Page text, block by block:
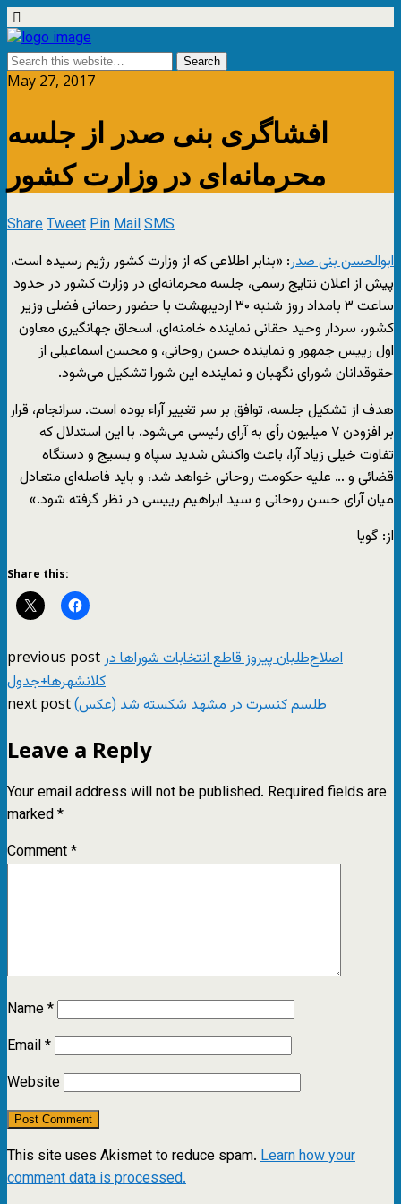
May 27, 2017
افشاگری بنی صدر از جلسه
محرمانه‌ای در وزارت کشور
ShareTweetPinMailSMS
ابوالحسن بنی صدر: «بنابر اطلاعی که از وزارت کشور رژیم رسیده ‌است،
پیش از اعلان نتایج رسمی، جلسه محرمانه‌ای در وزارت کشور در حدود
ساعت ۳ بامداد روز شنبه ۳۰ اردیبهشت با حضور رحمانی فضلی وزیر
کشور، سردار وحید حقانی نماینده خامنه‌ای، اسحاق جهانگیری معاون
اول رییس جمهور و نماینده حسن روحانی، و محسن اسماعیلی از
حقوقدانان شورای نگهبان و نماینده این شورا تشکیل می‌شود.
هدف از تشکیل جلسه، توافق بر سر تغییر آراء بوده‌ است. سرانجام، قرار
بر افزودن ۷ میلیون رأی به آرای رئیسی می‌شود، با این استدلال که
تفاوت خیلی زیاد آرا، باعث واکنش شدید سپاه و بسیج و دستگاه
قضائی و … علیه حکومت روحانی خواهد شد، و باید فاصله‌ای متعادل
میان آرای حسن روحانی و سید ابراهیم رییسی در نظر گرفته شود.»
از: گویا
Share this:
previous post اصلاح‌طلبان پیروز قاطع انتخابات شوراها در
کلانشهرها+جدول
next postطلسم کنسرت در مشهد شکسته شد (عکس)
Leave a Reply
Your email address will not be published. Required fields are
marked*
Comment*
Name*
Email*
Website
This site uses Akismet to reduce spam. Learn how your
comment data is processed.